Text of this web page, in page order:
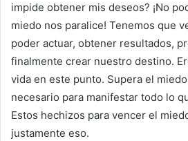
impide obtener mis deseos? ¡No
miedo nos paralice! Tenemos que
poder actuar, obtener resultados,
finalmente crear nuestro destino.
vida en este punto. Supera el
necesario para manifestar todo lo
Estos hechizos para vencer el
justamente eso.